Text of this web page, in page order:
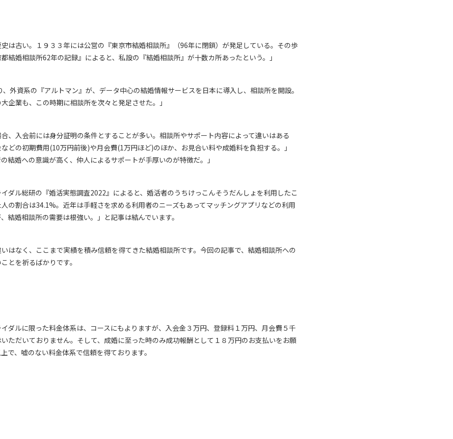
史は古い。１９３３年には公営の『東京市結婚相談所』（96年に閉鎖）が発足している。その歩
結婚相談所62年の記録』によると、私設の『結婚相談所』が十数カ所あったという。」
、外資系の『アルトマン』が、データ中心の結婚情報サービスを日本に導入し、相談所を開設。
企業も、この時期に相談所を次々と発足させた。」
合、入会前には身分証明の条件とすることが多い。相談所やサポート内容によって違いはある
どの初期費用(10万円前後)や月会費(1万円ほど)のほか、お見合い料や成婚料を負担する。」
の結婚への意識が高く、仲人によるサポートが手厚いのが特徴だ。」
イダル総研の『婚活実態調査2022』によると、婚活者のうちけっこんそうだんしょを利用したこ
の割合は34.1%。近年は手軽さを求める利用者のニーズもあってマッチングアプリなどの利用
結婚相談所の需要は根強い。」と記事は結んでいます。
はなく、ここまで実績を積み信頼を得てきた結婚相談所です。今回の記事で、結婚相談所への
とを祈るばかりです。
ダルに限った料金体系は、コースにもよりますが、入会金３万円、登録料１万円、月会費５千
ただいておりません。そして、成婚に至った時のみ成功報酬として１８万円のお支払いをお願
で、嘘のない料金体系で信頼を得ております。